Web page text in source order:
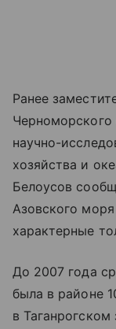
Ранее
научно-
хозяйства и
Белоусов
Азовского
характерные
До 2007 года
была в районе
в